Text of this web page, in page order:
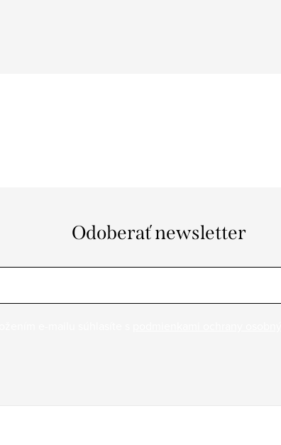
Odoberať newsletter